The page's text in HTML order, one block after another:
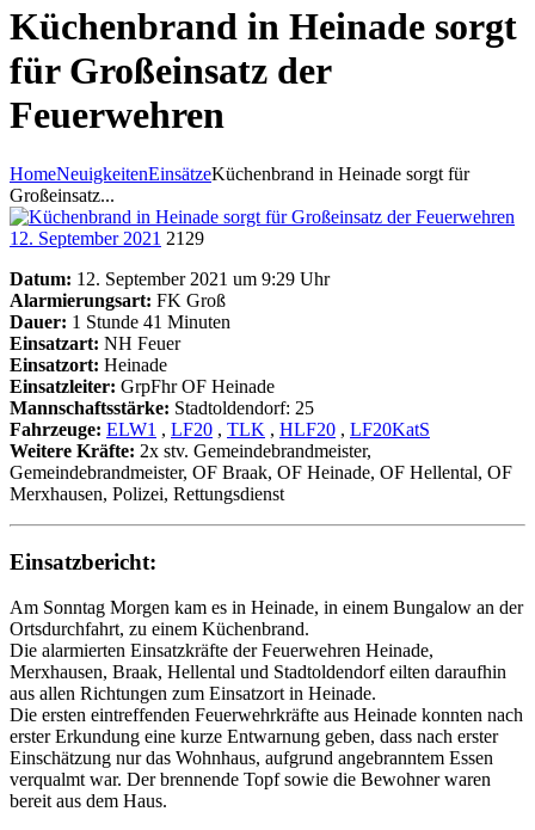
Küchenbrand in Heinade sorgt
für Großeinsatz der
Feuerwehren
HomeNeuigkeitenEinsätzeKüchenbrand in Heinade sorgt für
Großeinsatz...
12. September 2021 2129
Datum: 12. September 2021 um 9:29 Uhr
Alarmierungsart: FK Groß
Dauer: 1 Stunde 41 Minuten
Einsatzart: NH Feuer
Einsatzort: Heinade
Einsatzleiter: GrpFhr OF Heinade
Mannschaftsstärke: Stadtoldendorf: 25
Fahrzeuge: ELW1 , LF20 , TLK , HLF20 , LF20KatS
Weitere Kräfte: 2x stv. Gemeindebrandmeister,
Gemeindebrandmeister, OF Braak, OF Heinade, OF Hellental, OF
Merxhausen, Polizei, Rettungsdienst
Einsatzbericht:
Am Sonntag Morgen kam es in Heinade, in einem Bungalow an der
Ortsdurchfahrt, zu einem Küchenbrand.
Die alarmierten Einsatzkräfte der Feuerwehren Heinade,
Merxhausen, Braak, Hellental und Stadtoldendorf eilten daraufhin
aus allen Richtungen zum Einsatzort in Heinade.
Die ersten eintreffenden Feuerwehrkräfte aus Heinade konnten nach
erster Erkundung eine kurze Entwarnung geben, dass nach erster
Einschätzung nur das Wohnhaus, aufgrund angebranntem Essen
verqualmt war. Der brennende Topf sowie die Bewohner waren
bereit aus dem Haus.